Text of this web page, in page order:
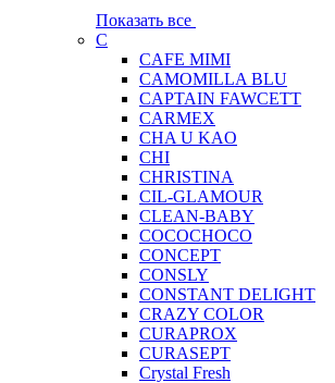
Показать все
C
CAFE MIMI
CAMOMILLA BLU
CAPTAIN FAWCETT
CARMEX
CHA U KAO
CHI
CHRISTINA
CIL-GLAMOUR
CLEAN-BABY
COCOCHOCO
CONCEPT
CONSLY
CONSTANT DELIGHT
CRAZY COLOR
CURAPROX
CURASEPT
Crystal Fresh